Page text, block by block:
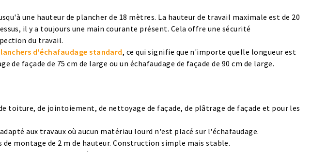
une hauteur de plancher de 18 mètres. La hauteur de travail maximale est de 20
il y a toujours une main courante présent. Cela offre une sécurité
du travail.
d'échafaudage standard, ce qui signifie que n'importe quelle longueur est
de façade de 75 cm de large ou un échafaudage de façade de 90 cm de large.
toiture, de jointoiement, de nettoyage de façade, de plâtrage de façade et pour les
aux travaux où aucun matériau lourd n'est placé sur l'échafaudage.
montage de 2 m de hauteur. Construction simple mais stable.